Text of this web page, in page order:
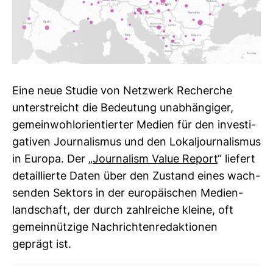
Eine neue Studie von Netz­werk Recherche
unter­streicht die Bedeu­tung unab­hän­giger,
gemein­wohl­ori­en­tierter Medien für den inves­ti­
ga­tiven Jour­na­lismus und den Lokal­jour­na­lismus
in Europa. Der „Jour­na­lism Value Report“ lie­fert
detail­lierte Daten über den Zustand eines wach­
senden Sek­tors in der euro­päi­schen Medi­en­
land­schaft, der durch zahl­reiche kleine, oft
gemein­nüt­zige Nach­rich­ten­re­dak­tionen
geprägt ist.